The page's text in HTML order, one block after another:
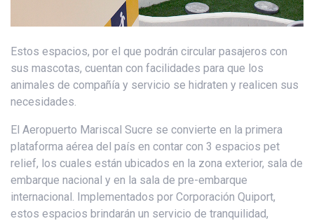
Estos espacios, por el que podrán circular pasajeros con
sus mascotas, cuentan con facilidades para que los
animales de compañía y servicio se hidraten y realicen sus
necesidades.
El Aeropuerto Mariscal Sucre se convierte en la primera
plataforma aérea del país en contar con 3 espacios pet
relief, los cuales están ubicados en la zona exterior, sala de
embarque nacional y en la sala de pre-embarque
internacional. Implementados por Corporación Quiport,
estos espacios brindarán un servicio de tranquilidad,